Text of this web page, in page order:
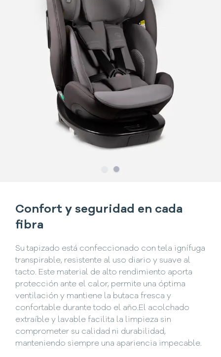
SlideSlide
Confort y seguridad en cada
fibra
Su tapizado está confeccionado con tela ignífuga
transpirable, resistente al uso diario y suave al
tacto. Este material de alto rendimiento aporta
protección ante el calor, permite una óptima
ventilación y mantiene la butaca fresca y
confortable durante todo el año.El acolchado
extraíble y lavable facilita la limpieza sin
comprometer su calidad ni durabilidad,
manteniendo siempre una apariencia impecable.